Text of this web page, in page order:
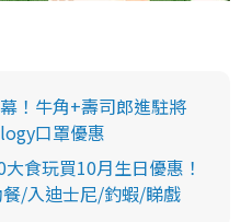
！牛角+壽司郎進駐將
口罩優惠
食玩買10月生日優惠！
/入迪士尼/釣蝦/睇戲